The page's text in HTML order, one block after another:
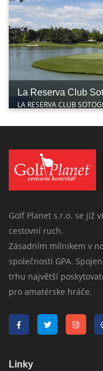
La Reserva Club
LA RESERVA CLUB
Golf Planet s.r.o. se již
cestovní ruch.
Zásadním mílnikem v
společností GPA.
trhu najvětší
pro amatérske hráče.
Linky